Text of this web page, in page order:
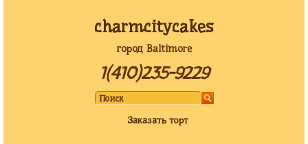
charmcitycakes
город Baltimore
1(410)235-9229
Заказать торт